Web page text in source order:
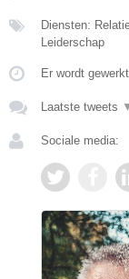
Diensten:
Leiderschap
Er wordt
Laatste tweets
Sociale media: